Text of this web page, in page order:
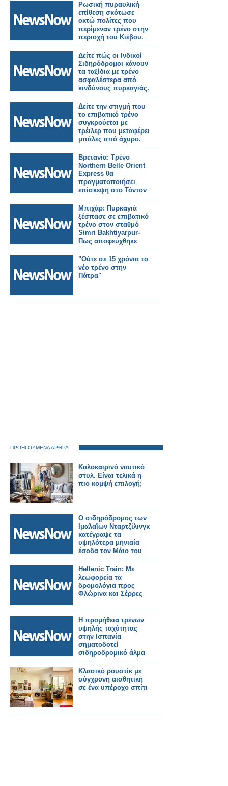
Ρωσική πυραυλική
επίθεση σκότωσε
οκτώ πολίτες που
περίμεναν τρένο στην
περιοχή του Κιέβου.
Δείτε πώς οι Ινδικοί
Σιδηρόδρομοι κάνουν
τα ταξίδια με τρένο
ασφαλέστερα από
κινδύνους πυρκαγιάς.
Δείτε την στιγμή που
το επιβατικό τρένο
συγκρούεται με
τρέιλερ που μεταφέρει
μπάλες από άχυρο.
Βρετανία: Τρένο
Northern Belle Orient
Express θα
πραγματοποιήσει
επίσκεψη στο Τόντον
της Κορνουάλης.
Μπιχάρ: Πυρκαγιά
ξέσπασε σε επιβατικό
τρένο στον σταθμό
Simri Bakhtiyarpur-
Πως αποφεύχθηκε
τραγωδία.
"Ούτε σε 15 χρόνια το
νέο τρένο στην
Πάτρα"
ΠΡΟΗΓΟΥΜΕΝΑ ΑΡΘΡΑ
Καλοκαιρινό ναυτικό
στυλ. Είναι τελικά η
πιο κομψή επιλογή;
Ο σιδηρόδρομος των
Ιμαλαΐων Νταρτζίλινγκ
κατέγραψε τα
υψηλότερα μηνιαία
έσοδα τον Μάιο του
2026
Hellenic Train: Με
λεωφορεία τα
δρομολόγια προς
Φλώρινα και Σέρρες
Η προμήθεια τρένων
υψηλής ταχύτητας
στην Ισπανία
σηματοδοτεί
σιδηροδρομικό άλμα
Κλασικό ρουστίκ με
σύγχρονη αισθητική
σε ένα υπέροχο σπίτι